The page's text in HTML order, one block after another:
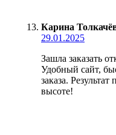
Карина
29.01.2025
Зашла заказать
Удобный сайт,
заказа.
высоте!